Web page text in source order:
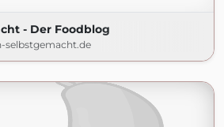
- Der Foodblog
selbstgemacht.de